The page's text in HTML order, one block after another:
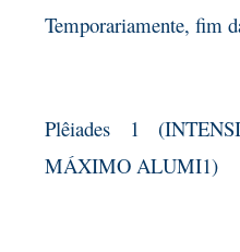
Temporariamente, fim
Plêiades 1
MÁXIMO ALUMI1)